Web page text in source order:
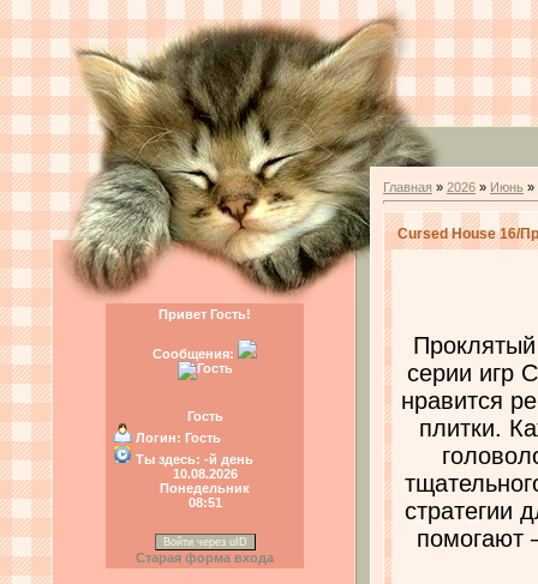
Привет Гость!
Сообщения:
Гость
Логин: Гость
Ты здесь: -й день
10.08.2026
Понедельник
08:51
Войти через uID
Старая форма входа
Главная » 2026 » Июнь »
Cursed House 16/
серии игр
нравится
плитки.
стратегии
помогают